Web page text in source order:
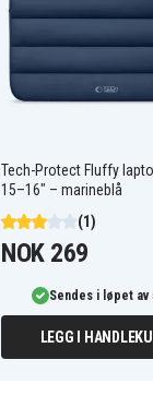
Tech-Protect Fluffy
15–16" – marineblå
(1)
NOK 269
Sendes i løpet av
LEGG I